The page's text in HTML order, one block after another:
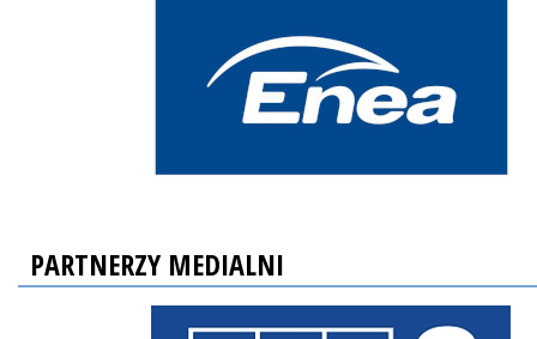
PARTNERZY MEDIALNI